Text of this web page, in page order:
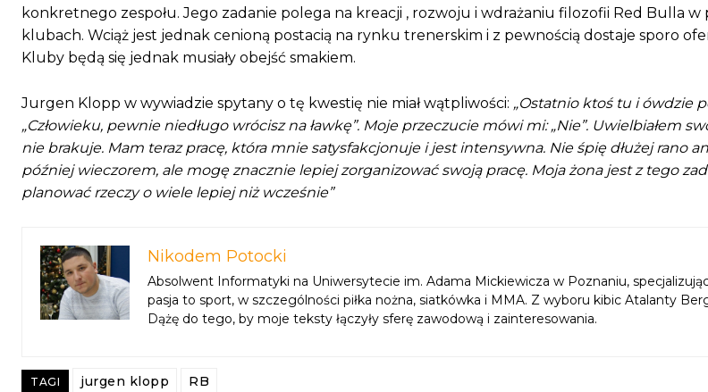
konkretnego zespołu. Jego zadanie polega na kreacji , rozwoju i wdrażaniu filozofii Red Bulla w
klubach. Wciąż jest jednak cenioną postacią na rynku trenerskim i z pewnością dostaje sporo
Kluby będą się jednak musiały obejść smakiem.
Jurgen Klopp w wywiadzie spytany o tę kwestię nie miał wątpliwości: „Ostatnio ktoś tu i ówdzie
„Człowieku, pewnie niedługo wrócisz na ławkę”. Moje przeczucie mówi mi: „Nie”. Uwielbiałem
nie brakuje. Mam teraz pracę, która mnie satysfakcjonuje i jest intensywna. Nie śpię dłużej rano
później wieczorem, ale mogę znacznie lepiej zorganizować swoją pracę. Moja żona jest z tego
planować rzeczy o wiele lepiej niż wcześnie”
Nikodem Potocki
Absolwent Informatyki na Uniwersytecie im. Adama Mickiewicza w Poznaniu,
pasja to sport, w szczególności piłka nożna, siatkówka i MMA. Z wyboru kibic Atalanty
Dążę do tego, by moje teksty łączyły sferę zawodową i zainteresowania.
TAGI jurgen klopp RB